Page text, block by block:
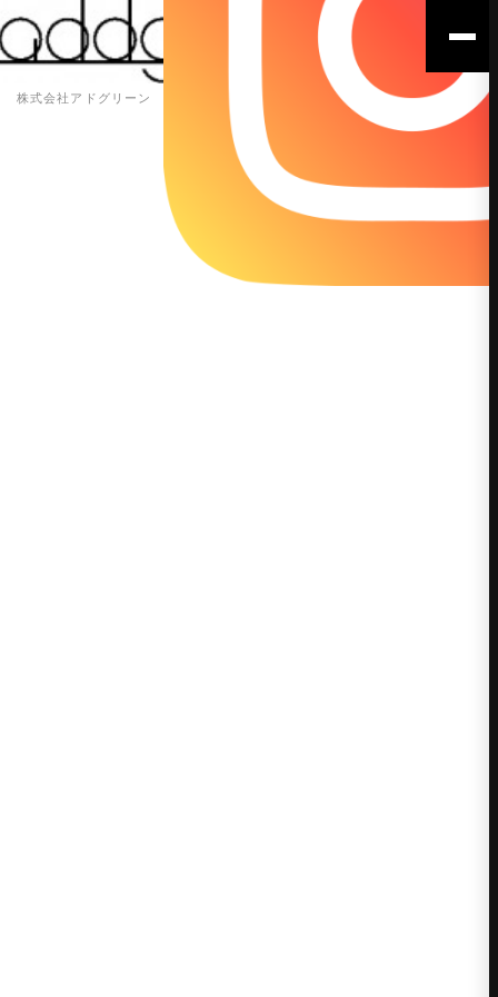
株式会社アドグリーン